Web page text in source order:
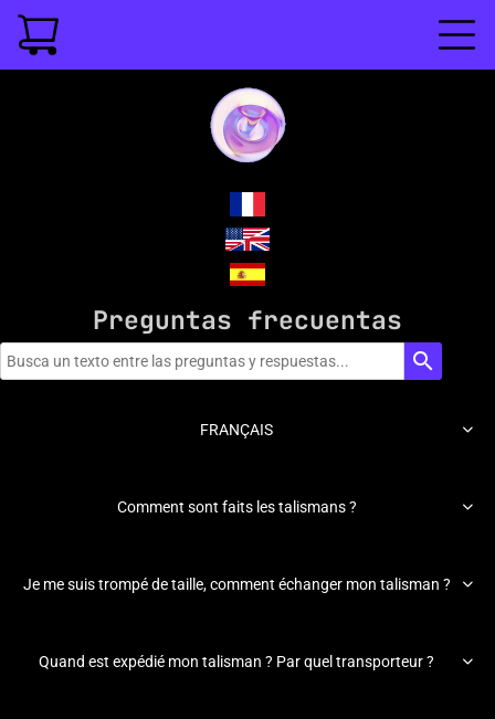
Preguntas frecuentas
search
FRANÇAIS 
Comment sont faits les talismans ? 
Je me suis trompé de taille, comment échanger mon talisman ? 
Quand est expédié mon talisman ? Par quel transporteur ? 